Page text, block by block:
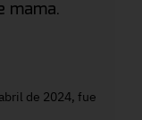
mama.
de 2024, fue